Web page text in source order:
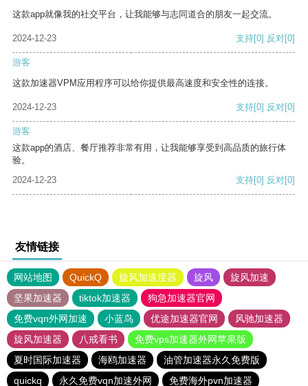
这款app就像我的社交平台，让我能够与志同道合的朋友一起交流。
2024-12-23 支持[0] 反对[0]
游客
这款加速器VPM应用程序可以给你提供最高速度和安全性的连接。
2024-12-23 支持[0] 反对[0]
游客
这款app的酒店、餐厅推荐非常有用，让我能够享受到高品质的旅行体
验。
2024-12-23
支持[0] 反对[0]
友情链接
网站地图 QuickQ 旋风加速度器 旋风
旋风加速
坚果加速器
tiktok加速器
狗急加速器官网
免费vqn外网加速
小蓝鸟 优途加速器官网
风驰加速器
旋风加速器
八戒看书
免费vps加速器外网苹果版
夏时国际加速器
海鸥加速器
油管加速器永久免费版
quickq
永久免费vqn加速外网 免费海外pvn加速器